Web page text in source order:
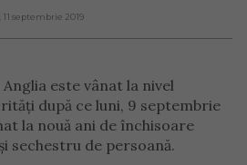
septembrie 2019
este vânat la nivel
după ce luni, 9 septembrie
la nouă ani de închisoare
sechestru de persoană.